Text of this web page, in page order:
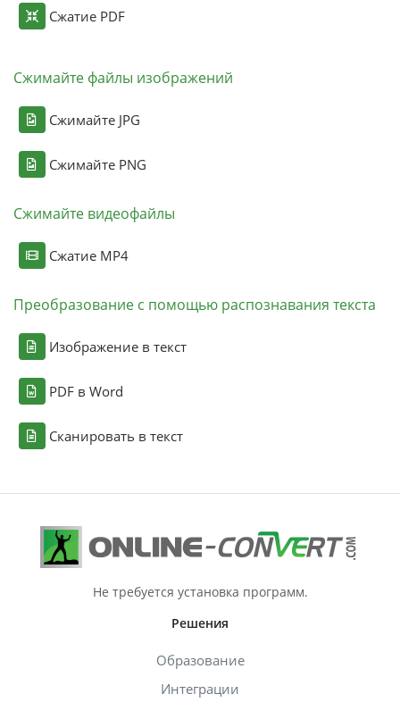
Сжатие PDF
Сжимайте файлы изображений
Сжимайте JPG
Сжимайте PNG
Сжимайте видеофайлы
Сжатие MP4
Преобразование с помощью распознавания текста
Изображение в текст
PDF в Word
Сканировать в текст
Не требуется установка программ.
Решения
Образование
Интеграции